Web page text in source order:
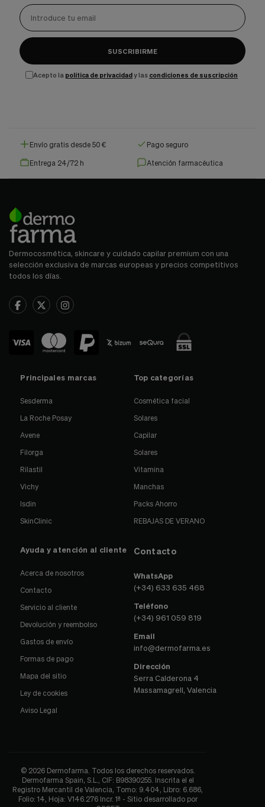
SUSCRIBIRME
Acepto la política de privacidady las condiciones de suscripción
Envío gratis desde 50 € Pago seguro
Entrega 24/72 h Atención farmacéutica
Dermocosmética, skincare y cuidado capilar premium con una
selección exclusiva de marcas europeas y precios competitivos
todos los días.
Principales marcas
Sesderma
La Roche Posay
Avene
Filorga
Rilastil
Vichy
Isdin
SkinClinic
Top categorías
Cosmética facial
Solares
Capilar
Solares
Vitamina
Manchas
Packs Ahorro
REBAJAS DE VERANO
Ayuda y atención al cliente
Acerca de nosotros
Contacto
Servicio al cliente
Devolución y reembolso
Gastos de envío
Formas de pago
Mapa del sitio
Ley de cookies
Aviso Legal
Contacto
WhatsApp
(+34) 633 635 468
Teléfono
(+34) 961 059 819
Email
info@dermofarma.es
Dirección
Serra Calderona 4
Massamagrell, Valencia
© 2026 Dermofarma. Todos los derechos reservados.
Dermofarma Spain, S.L., CIF: B98390255. Inscrita el el
Registro Mercantil de Valencia, Tomo: 9.404, Libro: 6.686,
Folio: 14, Hoja: V146.276 Incr. 1ª - Sitio desarrollado por